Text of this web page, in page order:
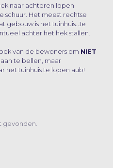
naar achteren lopen
schuur. Het meest rechtse
gebouw is het tuinhuis. Je
achter het hek stallen.
van de bewoners om NIET
te bellen, maar
het tuinhuis te lopen aub!
gevonden.